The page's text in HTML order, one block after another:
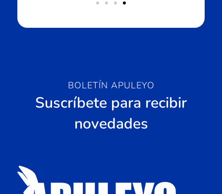
BOLETÍN APULEYO
Suscríbete para recibir
novedades